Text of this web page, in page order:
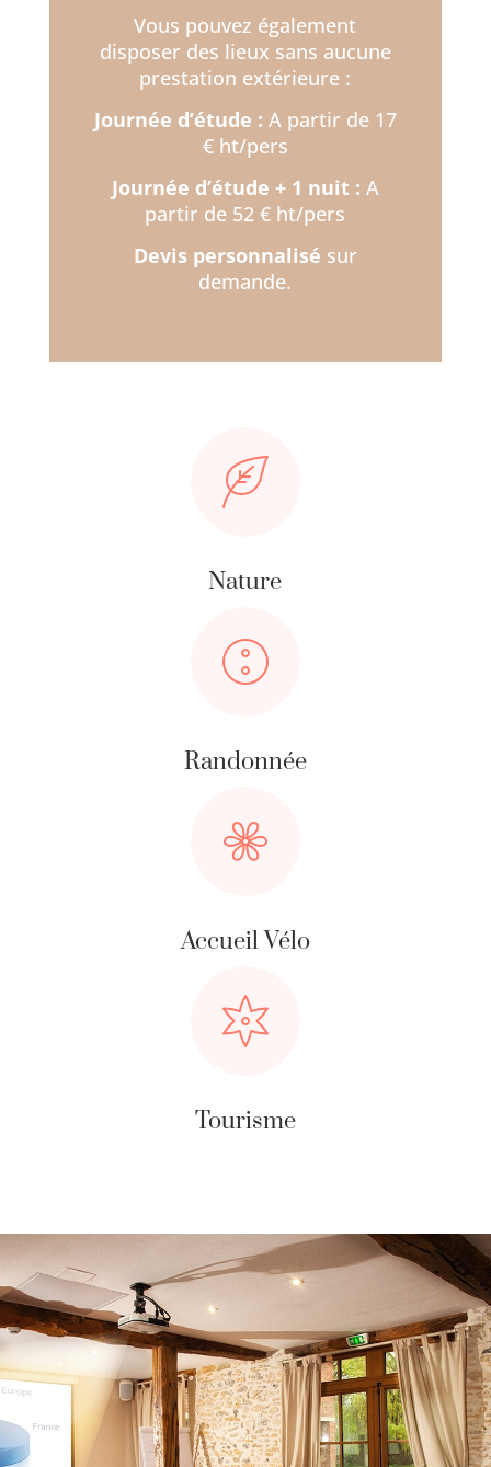
Vous pouvez également
disposer des lieux sans aucune
prestation extérieure :
Journée d’étude : A partir de 17
€ ht/pers
Journée d’étude + 1 nuit : A
partir de 52 € ht/pers
Devis personnalisé sur
demande.
Nature
Randonnée
Accueil Vélo
Tourisme